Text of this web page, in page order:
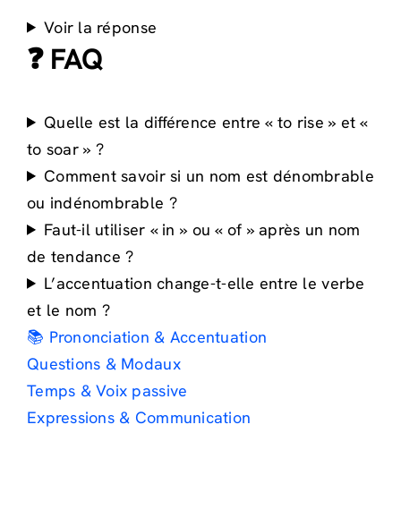
Voir la réponse
❓ FAQ
Quelle est la différence entre « to rise » et «
to soar » ?
Comment savoir si un nom est dénombrable
ou indénombrable ?
Faut-il utiliser « in » ou « of » après un nom
de tendance ?
L’accentuation change-t-elle entre le verbe
et le nom ?
📚 Prononciation & Accentuation
Questions & Modaux
Temps & Voix passive
Expressions & Communication